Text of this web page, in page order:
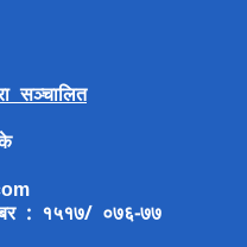
सञ्चालित
: १५१७/ ०७६-७७